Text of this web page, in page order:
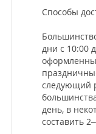
Способы
дни с 10:00
следующий
день, в
составить